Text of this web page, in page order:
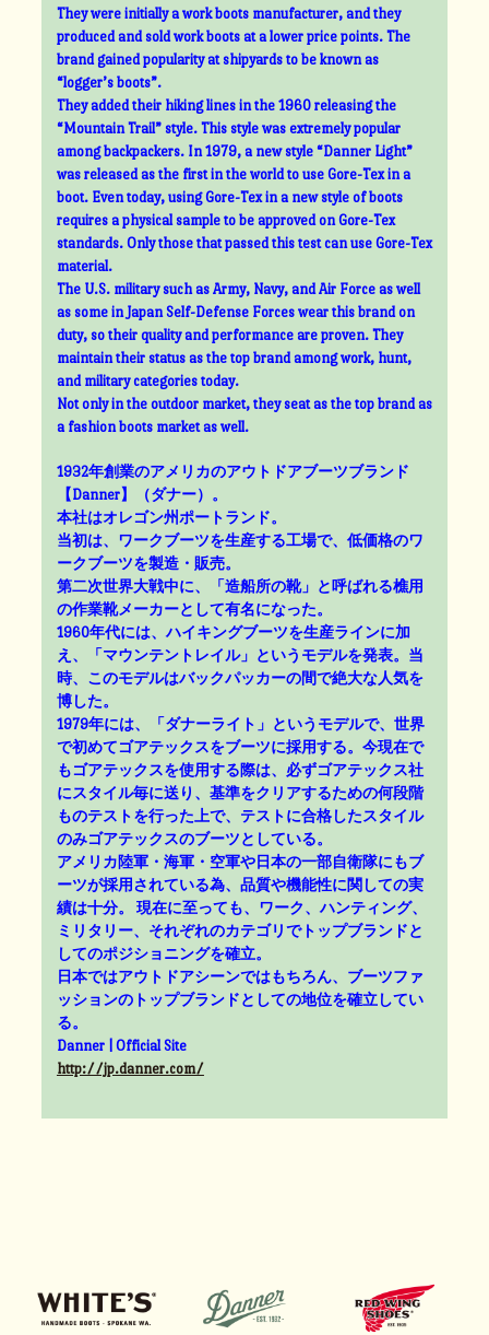
They were initially a work boots manufacturer, and they
produced and sold work boots at a lower price points. The
brand gained popularity at shipyards to be known as
“logger’s boots”.
They added their hiking lines in the 1960 releasing the
“Mountain Trail” style. This style was extremely popular
among backpackers. In 1979, a new style “Danner Light”
was released as the first in the world to use Gore-Tex in a
boot. Even today, using Gore-Tex in a new style of boots
requires a physical sample to be approved on Gore-Tex
standards. Only those that passed this test can use Gore-Tex
material.
The U.S. military such as Army, Navy, and Air Force as well
as some in Japan Self-Defense Forces wear this brand on
duty, so their quality and performance are proven. They
maintain their status as the top brand among work, hunt,
and military categories today.
Not only in the outdoor market, they seat as the top brand as
a fashion boots market as well.
1932年創業のアメリカのアウトドアブーツブランド
【Danner】（ダナー）。
本社はオレゴン州ポートランド。
当初は、ワークブーツを生産する工場で、低価格のワ
ークブーツを製造・販売。
第二次世界大戦中に、「造船所の靴」と呼ばれる樵用
の作業靴メーカーとして有名になった。
1960年代には、ハイキングブーツを生産ラインに加
え、「マウンテントレイル」というモデルを発表。当
時、このモデルはバックパッカーの間で絶大な人気を
博した。
1979年には、「ダナーライト」というモデルで、世界
で初めてゴアテックスをブーツに採用する。今現在で
もゴアテックスを使用する際は、必ずゴアテックス社
にスタイル毎に送り、基準をクリアするための何段階
ものテストを行った上で、テストに合格したスタイル
のみゴアテックスのブーツとしている。
アメリカ陸軍・海軍・空軍や日本の一部自衛隊にもブ
ーツが採用されている為、品質や機能性に関しての実
績は十分。 現在に至っても、ワーク、ハンティング、
ミリタリー、それぞれのカテゴリでトップブランドと
してのポジショニングを確立。
日本ではアウトドアシーンではもちろん、ブーツファ
ッションのトップブランドとしての地位を確立してい
る。
Danner | Official Site
http://jp.danner.com/